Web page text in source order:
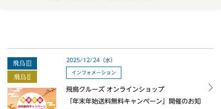
2025/12/24（水）
インフォメーション
飛鳥クルーズ オンラインショップ
「年末年始送料無料キャンペーン」開催のお知